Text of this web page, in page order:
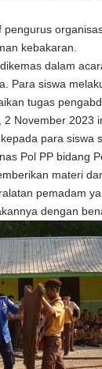
kebakaran.
dalam
Para siswa
tugas
November
para siswa
Pol PP bidang
materi
pemadam
dengan